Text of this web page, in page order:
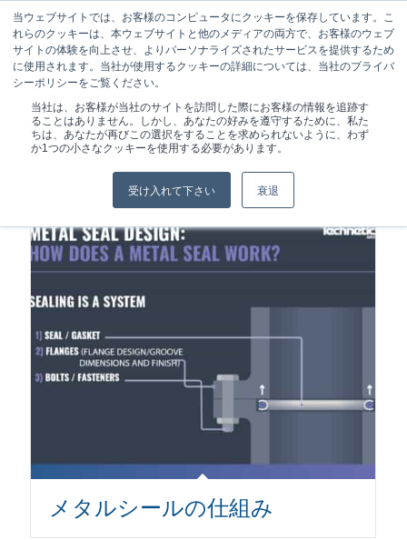
当ウェブサイトでは、お客様のコンピュータにクッキーを保存しています。こ
れらのクッキーは、本ウェブサイトと他のメディアの両方で、お客様のウェブ
サイトの体験を向上させ、よりパーソナライズされたサービスを提供するため
に使用されます。当社が使用するクッキーの詳細については、当社のプライバ
シーポリシーをご覧ください。
当社は、お客様が当社のサイトを訪問した際にお客様の情報を追跡す
ることはありません。しかし、あなたの好みを遵守するために、私た
ちは、あなたが再びこの選択をすることを求められないように、わず
か1つの小さなクッキーを使用する必要があります。
受け入れて下さい 衰退
現在位置: ホーム / 航空宇宙
メタルシールの仕組み